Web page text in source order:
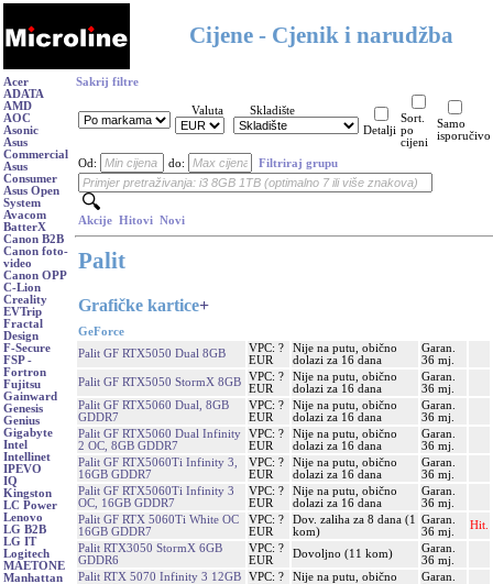
Cijene - Cjenik i narudžba
Acer
ADATA
AMD
AOC
Asonic
Asus
Commercial
Asus
Consumer
Asus Open
System
Avacom
BatterX
Canon B2B
Canon foto-
video
Canon OPP
C-Lion
Creality
EVTrip
Fractal
Design
F-Secure
FSP -
Fortron
Fujitsu
Gainward
Genesis
Genius
Gigabyte
Intel
Intellinet
IPEVO
IQ
Kingston
LC Power
Lenovo
LG B2B
LG IT
Logitech
MAETONE
Manhattan
Sakrij filtre
Valuta
Skladište
Detalji
Sort.
po
cijeni
Samo
isporučivo
Od: do: Filtriraj grupu
Akcije Hitovi Novi
Palit
Grafičke kartice+
GeForce
Palit GF RTX5050 Dual 8GB
VPC: ?
EUR
Nije na putu, obično
dolazi za 16 dana
Garan.
36 mj.
Palit GF RTX5050 StormX 8GB
VPC: ?
EUR
Nije na putu, obično
dolazi za 16 dana
Garan.
36 mj.
Palit GF RTX5060 Dual, 8GB
GDDR7
VPC: ?
EUR
Nije na putu, obično
dolazi za 16 dana
Garan.
36 mj.
Palit GF RTX5060 Dual Infinity
2 OC, 8GB GDDR7
VPC: ?
EUR
Nije na putu, obično
dolazi za 16 dana
Garan.
36 mj.
Palit GF RTX5060Ti Infinity 3,
16GB GDDR7
VPC: ?
EUR
Nije na putu, obično
dolazi za 16 dana
Garan.
36 mj.
Palit GF RTX5060Ti Infinity 3
OC, 16GB GDDR7
VPC: ?
EUR
Nije na putu, obično
dolazi za 16 dana
Garan.
36 mj.
Palit GF RTX 5060Ti White OC
16GB GDDR7
VPC: ?
EUR
Dov. zaliha za 8 dana (1
kom)
Garan.
36 mj.
Hit.
Palit RTX3050 StormX 6GB
GDDR6
VPC: ?
EUR
Dovoljno (11 kom)
Garan.
36 mj.
Palit RTX 5070 Infinity 3 12GB
VPC: ?
Nije na putu, obično
Garan.